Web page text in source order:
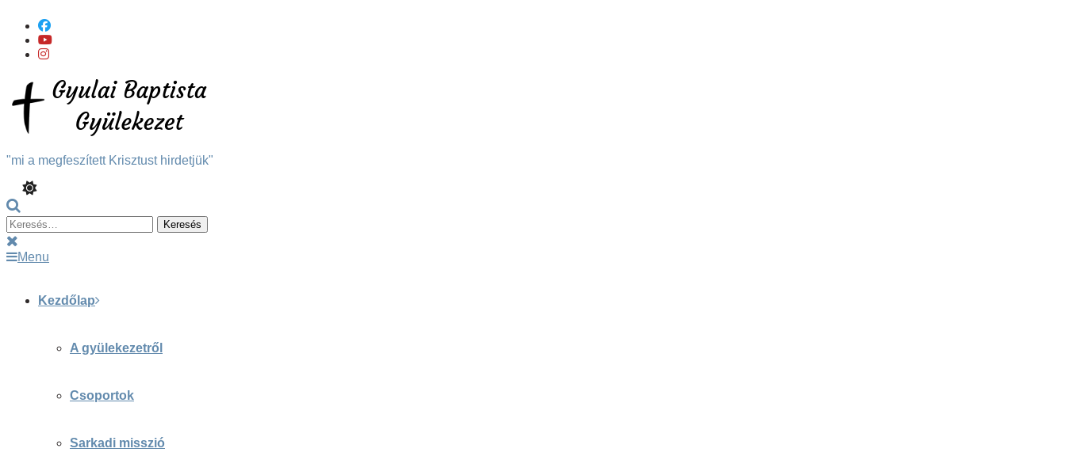
Content
"mi a megfeszített Krisztust hirdetjük"
Keresés:
Menu
Kezdőlap
A gyülekezetről
Csoportok
Sarkadi misszió